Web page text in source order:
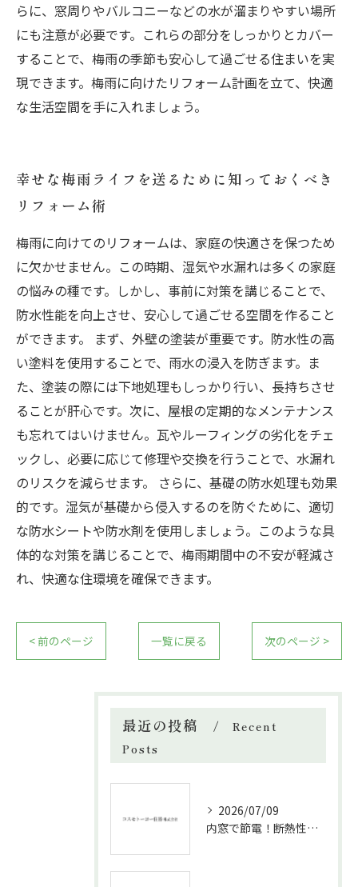
らに、窓周りやバルコニーなどの水が溜まりやすい場所
にも注意が必要です。これらの部分をしっかりとカバー
することで、梅雨の季節も安心して過ごせる住まいを実
現できます。梅雨に向けたリフォーム計画を立て、快適
な生活空間を手に入れましょう。
幸せな梅雨ライフを送るために知っておくべき
リフォーム術
梅雨に向けてのリフォームは、家庭の快適さを保つため
に欠かせません。この時期、湿気や水漏れは多くの家庭
の悩みの種です。しかし、事前に対策を講じることで、
防水性能を向上させ、安心して過ごせる空間を作ること
ができます。 まず、外壁の塗装が重要です。防水性の高
い塗料を使用することで、雨水の浸入を防ぎます。ま
た、塗装の際には下地処理もしっかり行い、長持ちさせ
ることが肝心です。次に、屋根の定期的なメンテナンス
も忘れてはいけません。瓦やルーフィングの劣化をチェ
ックし、必要に応じて修理や交換を行うことで、水漏れ
のリスクを減らせます。 さらに、基礎の防水処理も効果
的です。湿気が基礎から侵入するのを防ぐために、適切
な防水シートや防水剤を使用しましょう。このような具
体的な対策を講じることで、梅雨期間中の不安が軽減さ
れ、快適な住環境を確保できます。
< 前のページ 一覧に戻る 次のページ >
最近の投稿
Recent
Posts
2026/07/09
内窓で節電！断熱性能と補助金活用法